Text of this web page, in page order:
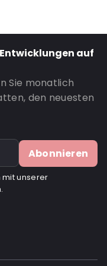
auf
Sie monatlich
den neuesten
Abonnieren
mit unserer